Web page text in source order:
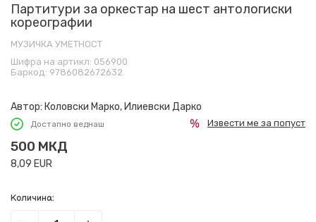
Партитури за оркестар на шест антологиски
кореографии
МУЗИЧКА УМЕТНОСТ
Шифра на артикл: 056900
Баркод: 9786082672632
Автор: Коловски Марко, Илиевски Дарко
Достапно веднаш
500 МКД
8,09 EUR
Извести ме за попуст
Количина: